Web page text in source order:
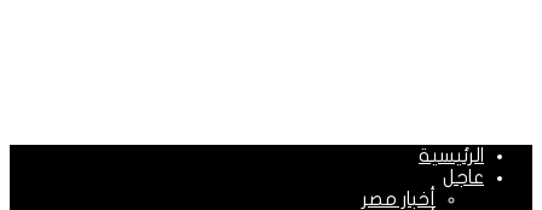
الرئيسية
عاجل
أخبار مصر